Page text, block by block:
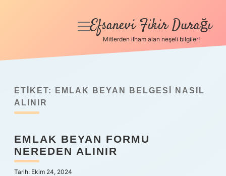
Anasayfa
Yasal Uyarı
menüyü
Efsanevi Fikir Durağı
Mitlerden ilham alan neşeli bilgiler!
ETIKET:
EMLAK BEYAN BELGESI NASIL
ALINIR
EMLAK BEYAN FORMU
NEREDEN ALINIR
Tarih: Ekim 24, 2024